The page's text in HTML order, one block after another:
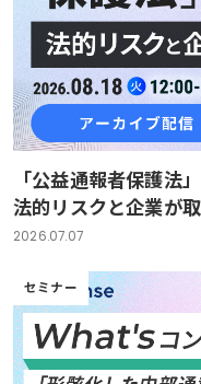
「公益通報者保護法
法的リスクと企業が
2026.07.07
セミナー